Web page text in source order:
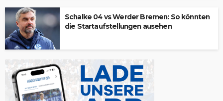
Schalke 04 vs Werder Bremen: So könnten
die Startaufstellungen ausehen